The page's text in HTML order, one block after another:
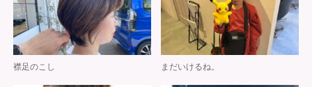
襟足のこし まだいけるね。